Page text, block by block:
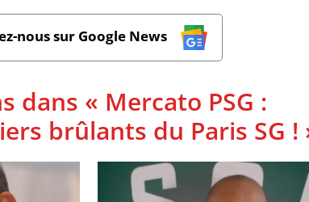
nous sur Google News
dans « Mercato PSG :
brûlants du Paris SG !